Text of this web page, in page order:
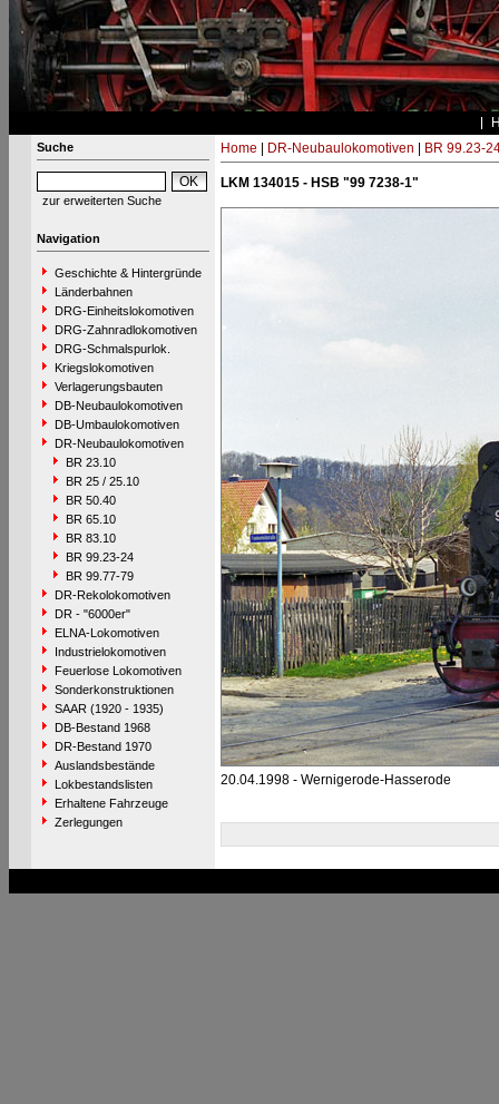
Suche
zur erweiterten Suche
Navigation
Geschichte & Hintergründe
Länderbahnen
DRG-Einheitslokomotiven
DRG-Zahnradlokomotiven
DRG-Schmalspurlok.
Kriegslokomotiven
Verlagerungsbauten
DB-Neubaulokomotiven
DB-Umbaulokomotiven
DR-Neubaulokomotiven
BR 23.10
BR 25 / 25.10
BR 50.40
BR 65.10
BR 83.10
BR 99.23-24
BR 99.77-79
DR-Rekolokomotiven
DR - "6000er"
ELNA-Lokomotiven
Industrielokomotiven
Feuerlose Lokomotiven
Sonderkonstruktionen
SAAR (1920 - 1935)
DB-Bestand 1968
DR-Bestand 1970
Auslandsbestände
Lokbestandslisten
Erhaltene Fahrzeuge
Zerlegungen
Home DR-Neubaulokomotiven BR 99.23-
LKM 134015 - HSB "99 7238-1"
20.04.1998 - Wernigerode-Hasserode